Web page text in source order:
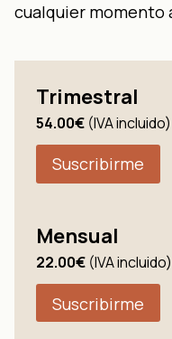
cualquier momento
Trimestral
54.00€ (IVA incluido)
Suscribirme
Mensual
22.00€ (IVA incluido)
Suscribirme